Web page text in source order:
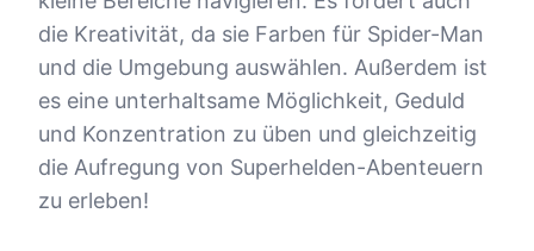
die Kreativität, da sie Farben für Spider-Man
und die Umgebung auswählen. Außerdem ist
es eine unterhaltsame Möglichkeit, Geduld
und Konzentration zu üben und gleichzeitig
die Aufregung von Superhelden-Abenteuern
zu erleben!